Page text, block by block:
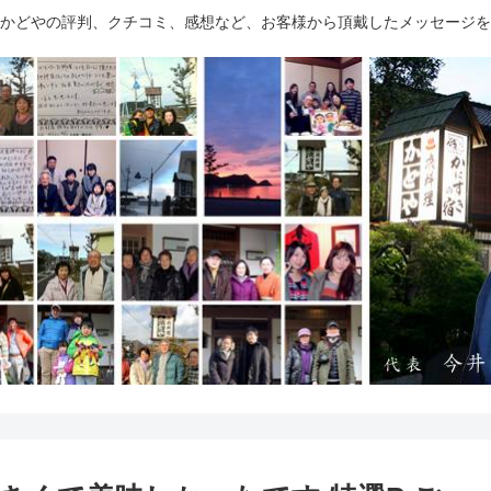
どやの評判、クチコミ、感想など、お客様から頂戴したメッセージ